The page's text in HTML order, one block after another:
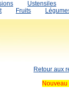
Ustensiles
Fruits
Retour aux